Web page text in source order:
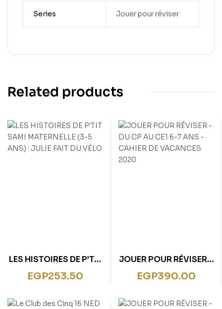
Series Jouer pour réviser
Related products
LES HISTOIRES DE P’TIT
SAMI MATERNELLE (3-5
ANS) : JULIE FAIT DU
EGP253.50
JOUER POUR RÉVISER –
DU CP AU CE1 6-7 ANS
– CAHIER DE
EGP390.00